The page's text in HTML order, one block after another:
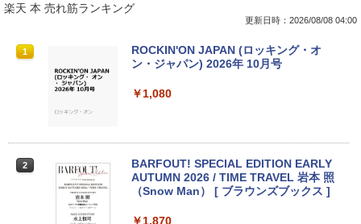
1
【中古】【安心保証】 Windows ノート
PC 2018年 NEC
￥15,488
2
ノートパソコン パナソニック レッツ CF-
SV1 第11世代 Core i5 Office付き Wind
ows11 12.1型 メモリ16GB SSD512GB/
ノート Wi-Fi HDMI ノートPC 大手国産メ
1
PHILIPS 241V8 LED液晶モニター 23.8
インチワイド ブラック 1920×1080 （フ
ア 液晶ディスプレイ HDMI VGA VESA準
【楽天1位!1,600円OFFクーポン 8/4 20:
26 ディスプレイ 1080P 23.8インチ 144
楽天 本 売れ筋ランキング
更新日時：2026/08/08 04:00
1
ROCKIN'ON JAPAN (ロッキング・オ
ン・ジャパン) 2026年 10月号
￥1,080
2
BARFOUT! SPECIAL EDITION EARLY
AUTUMN 2026 / TIME TRAVEL 岩本 照
（Snow Man） [ ブラウンズブックス ]
￥1,870